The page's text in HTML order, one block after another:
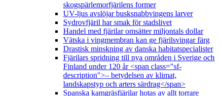
skogspärlemorfjärilens former
UV-ljus avslöjar busksnabbvingens larver
Sydrovfjäril har smak för stadslivet
Handel med fjärilar omsätter miljontals dollar
Vätska i vingmembran kan ge fjärilsvingar färg
Drastisk minskning av danska habitatspecialister
Fjärilars spridning till nya områden i Sverige och
Finland under 120 år <span class="sf-
description">– betydelsen av klimat,
landskapstyp och arters särdrag</span>
Spanska kamgräsfjärilar hotas av allt torrare